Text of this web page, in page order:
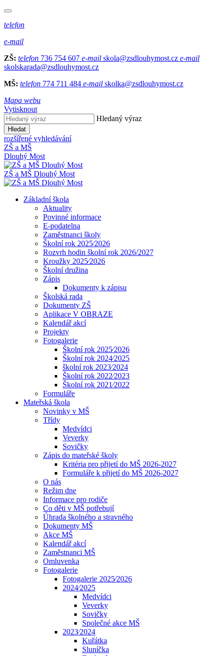
telefon
e-mail
ZŠ: telefon 736 754 607 e-mail skola@zsdlouhymost.cz e-mail
skolskarada@zsdlouhymost.cz
MŠ: telefon 774 711 484 e-mail skolka@zsdlouhymost.cz
Mapa webu
Vytisknout
Hledaný výraz
Hledat
rozšířené vyhledávání
ZŠ a MŠ
Dlouhý Most
ZŠ a MŠ Dlouhý Most
Základní škola
Aktuality
Povinné informace
E-podatelna
Zaměstnanci školy
Školní rok 2025⁄2026
Rozvrh hodin školní rok 2026/2027
Kroužky 2025⁄2026
Školní družina
Zápis
Dokumenty k zápisu
Školská rada
Dokumenty ZŠ
Aplikace V OBRAZE
Kalendář akcí
Projekty
Fotogalerie
Školní rok 2025⁄2026
Školní rok 2024⁄2025
školní rok 2023⁄2024
Školní rok 2022⁄2023
Školní rok 2021⁄2022
Formuláře
Mateřská škola
Novinky v MŠ
Třídy
Medvídci
Veverky
Sovičky
Zápis do mateřské školy
Kritéria pro přijetí do MŠ 2026-2027
Formuláře k přijetí do MŠ 2026-2027
O nás
Režim dne
Informace pro rodiče
Co děti v MŠ potřebují
Úhrada školného a stravného
Dokumenty MŠ
Akce MŠ
Kalendář akcí
Zaměstnanci MŠ
Omluvenka
Fotogalerie
Fotogalerie 2025⁄2026
2024⁄2025
Medvídci
Veverky
Sovičky
Společné akce MŠ
2023⁄2024
Kuřátka
Sluníčka